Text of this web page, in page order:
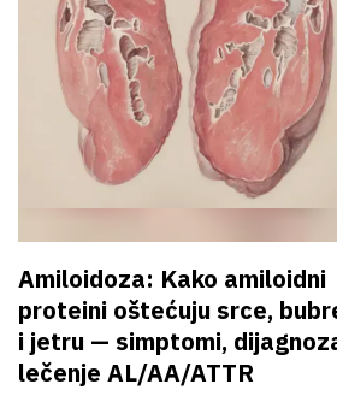
Amiloidoza: Kako amiloidni
proteini oštećuju srce,
i jetru — simptomi,
lečenje AL/AA/ATTR